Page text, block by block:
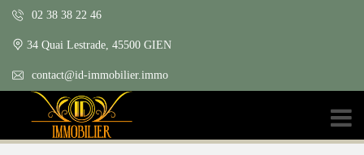
02 38 38 22 46
34 Quai Lestrade, 45500 GIEN
contact@id-immobilier.immo